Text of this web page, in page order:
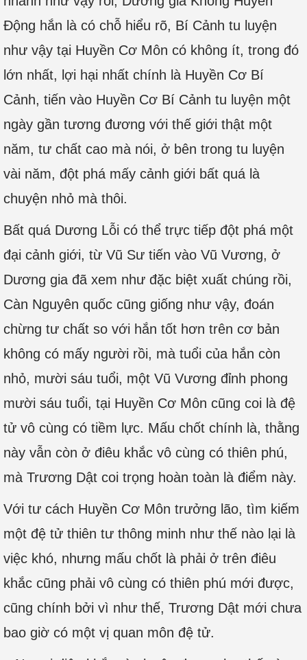
Động hắn là có chỗ hiểu rõ, Bí Cảnh tu luyện
như vậy tại Huyền Cơ Môn có không ít, trong đó
lớn nhất, lợi hại nhất chính là Huyền Cơ Bí
Cảnh, tiến vào Huyền Cơ Bí Cảnh tu luyện một
ngày gần tương đương với thế giới thật một
năm, tư chất cao mà nói, ở bên trong tu luyện
vài năm, đột phá mấy cảnh giới bất quá là
chuyện nhỏ mà thôi.
Bất quá Dương Lỗi có thể trực tiếp đột phá một
đại cảnh giới, từ Vũ Sư tiến vào Vũ Vương, ở
Dương gia đã xem như đặc biệt xuất chúng rồi,
Càn Nguyên quốc cũng giống như vậy, đoán
chừng tư chất so với hắn tốt hơn trên cơ bản
không có mấy người rồi, mà tuổi của hắn còn
nhỏ, mười sáu tuổi, một Vũ Vương đỉnh phong
mười sáu tuổi, tại Huyền Cơ Môn cũng coi là đệ
tử vô cùng có tiềm lực. Mấu chốt chính là, thằng
này vẫn còn ở điêu khắc vô cùng có thiên phú,
mà Trương Dật coi trọng hoàn toàn là điểm này.
Với tư cách Huyền Cơ Môn trưởng lão, tìm kiếm
một đệ tử thiên tư thông minh như thế nào lại là
việc khó, nhưng mấu chốt là phải ở trên điêu
khắc cũng phải vô cùng có thiên phú mới được,
cũng chính bởi vì như thế, Trương Dật mới chưa
bao giờ có một vị quan môn đệ tử.